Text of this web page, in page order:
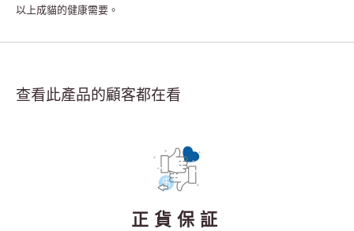
以上成貓的健康需要。
查看此產品的顧客都在看
正貨保証